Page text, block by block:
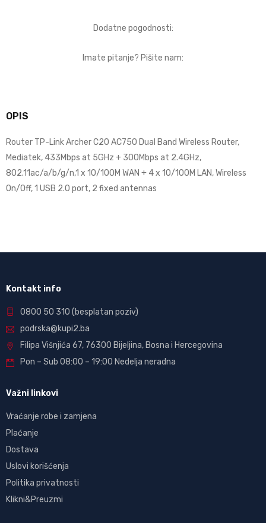
Dodatne pogodnosti:
Imate pitanje? Pišite nam:
OPIS
Router TP-Link Archer C20 AC750 Dual Band Wireless Router,
Mediatek, 433Mbps at 5GHz + 300Mbps at 2.4GHz,
802.11ac/a/b/g/n,1 x 10/100M WAN + 4 x 10/100M LAN, Wireless
On/Off, 1 USB 2.0 port, 2 fixed antennas
Kontakt info
0800 50 310 (besplatan poziv)
podrska@kupi2.ba
Filipa Višnjića 67, 76300 Bijeljina, Bosna i Hercegovina
Pon – Sub 08:00 – 19:00 Nedelja neradna
Važni linkovi
Vraćanje robe i zamjena
Plaćanje
Dostava
Uslovi korišćenja
Politika privatnosti
Klikni&Preuzmi